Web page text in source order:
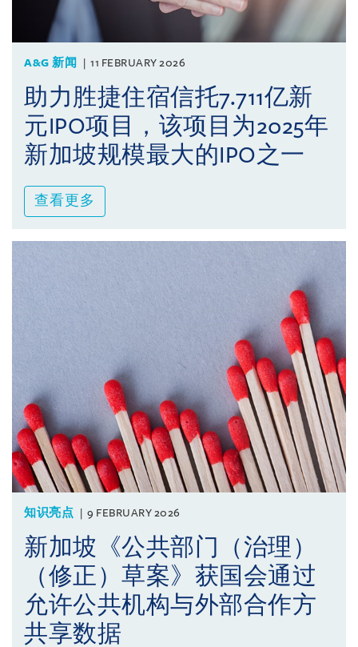
A&G 新闻 11 FEBRUARY 2026
助力胜捷住宿信托7.711亿新
元IPO项目，该项目为2025年
新加坡规模最大的IPO之一
查看更多
知识亮点 9 FEBRUARY 2026
新加坡《公共部门（治理）
（修正）草案》获国会通过
允许公共机构与外部合作方
共享数据